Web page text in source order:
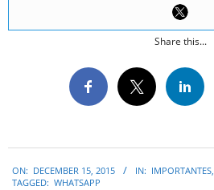
Share this...
12-
ON: DECEMBER 15, 2015 IN: IMPORTANTES,
TAGGED: WHATSAPP